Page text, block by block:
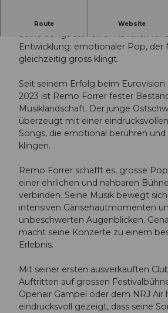
Route Website
FALLING TOUR
Seine Songs stehen sinnbildlich für
Entwicklung: emotionaler Pop, der
gleichzeitig gross klingt.
Seit seinem Erfolg beim
2023 ist Remo Forrer fester
Musiklandschaft. Der junge
überzeugt mit einer
Songs, die emotional berühren
klingen.
Remo Forrer schafft es, grosse
einer ehrlichen und nahbaren
verbinden. Seine Musik bewegt
intensiven Gänsehautmomenten
unbeschwerten Augenblicken.
macht seine Konzerte zu einem
Erlebnis.
Mit seiner ersten ausverkauften
Auftritten auf grossen
Openair Gampel oder dem NRJ Air
eindrucksvoll gezeigt, dass seine